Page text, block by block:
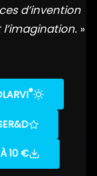
d’invention
»
®
R&D
10 €